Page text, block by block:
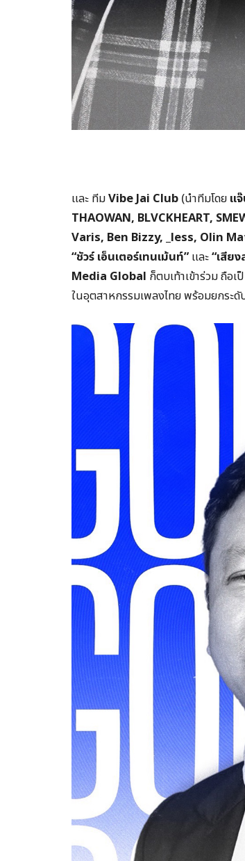
และ ทีมVibe Jai Club (นำทีมโดย แ
THAOWAN, BLVCKHEART,
Varis, Ben Bizzy, _less, Olin
“ชัวร์ เอ็นเตอร์เทนเม้นท์” และ“เสีย
Media Global ก็ตบเท้าเข้าร่วม ถือ
ในอุตสาหกรรมเพลงไทย พร้อมยกระ